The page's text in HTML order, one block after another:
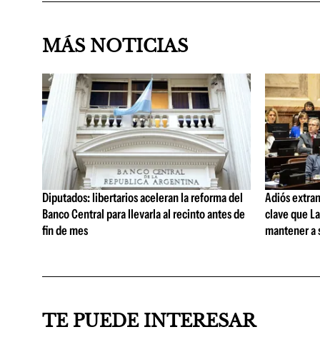
MÁS NOTICIAS
Diputados: libertarios aceleran la reforma del
Banco Central para llevarla al recinto antes de
fin de mes
Adiós
clave que
mantener a
TE PUEDE INTERESAR